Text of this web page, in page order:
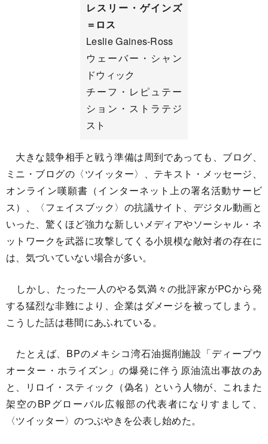
レスリー・ゲインズ
＝ロス
Leslie Gaines-Ross
ウェーバー・シャン
ドウィック
チーフ・レピュテー
ション・ストラテジ
スト
大きな競争相手と戦う準備は周到であっても、ブログ、
ミニ・ブログの〈ツイッター〉、テキスト・メッセージ、
オンライン嘆願書（インターネット上の署名活動サービ
ス）、〈フェイスブック〉の抗議サイト、デジタル動画と
いった、驚くほど強力な新しいメディアやソーシャル・ネ
ットワークを武器に攻撃してくる小規模な敵対者の存在に
は、気づいていない場合が多い。
しかし、たった一人のやる気満々の批評家がPCから発
する猛烈な非難により、企業はダメージを被ってしまう。
こうした話は巷間にあふれている。
たとえば、BPのメキシコ湾石油掘削施設「ディープウ
オーター・ホライズン」の爆発に伴う原油流出事故のあ
と、リロイ・スティック（偽名）という人物が、これまた
架空のBPグローバル広報部の代表者になりすまして、
〈ツイッター〉のつぶやきを公表し始めた。